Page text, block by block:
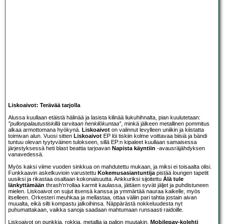
Liskoaivot: Terävää tarjolla
Alussa kuullaan etäistä hälinää ja lasista kilinää liukuhihnalta, pian kuulutetaan:
”pullonpalautustiskillä tarvitaan henkilökuntaa” , minkä jälkeen metallinen pommitus
alkaa armottomana hyökynä. Liskoaivot on valinnut levylleen uniikin ja kiistatta
toimivan alun. Vuosi sitten Liskoaivot EP löi tiskiin kolme voittavaa biisiä ja bändi
tuntuu olevan tyytyväinen tulokseen, sillä EP:n kipaleet kuullaan samaisessa
järjestyksessä heti blast beattia tarjoavan Napista käyntiin -avausräjähdyksen
vanavedessä.
Myös kaksi viime vuoden sinkkua on mahdutettu mukaan, ja miksi ei toisaalta olisi.
Funkkaavin askelkuvioin varustettu Kokemusasiantuntija pistää loungen tapetit
uusiksi ja rikastaa osaltaan kokonaisuutta. Ankkuriksi sijoitettu Älä tule
länkyttämään thrash’n’rollaa karmit kaulassa, jättäen syvät jäljet ja puhdistuneen
mielen. Liskoaivot on sujut itsensä kanssa ja ymmärtää nauraa kaikelle, myös
itselleen. Orkesteri meuhkaa ja mellastaa, ottaa väliin pari tahtia jostain aivan
muualta, eikä silti kompastu jalkoihinsa. Näppärästä nokkeluudesta nyt
puhumattakaan, vaikka sanoja saadaan mahtumaan runsaasti raidoille.
Liskoaivot on punkkia, rokkia, metallia ja paljon muutakin. Mobilepay-kolehti